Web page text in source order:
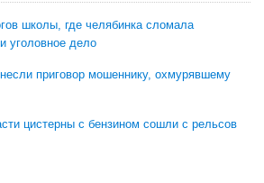
школы, где челябинка сломала
уголовное дело
приговор мошеннику, охмурявшему
цистерны с бензином сошли с рельсов